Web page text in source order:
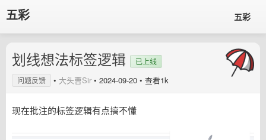
五彩 五彩
划线想法标签逻辑
已上线
问题反馈
• 大头曹Sir • 2024-09-20 • 查看1k
现在批注的标签逻辑有点搞不懂